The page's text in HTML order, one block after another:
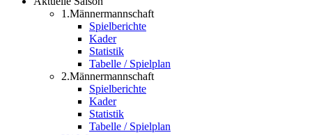
1.Männermannschaft
Spielberichte
Kader
Statistik
Tabelle / Spielplan
2.Männermannschaft
Spielberichte
Kader
Statistik
Tabelle / Spielplan